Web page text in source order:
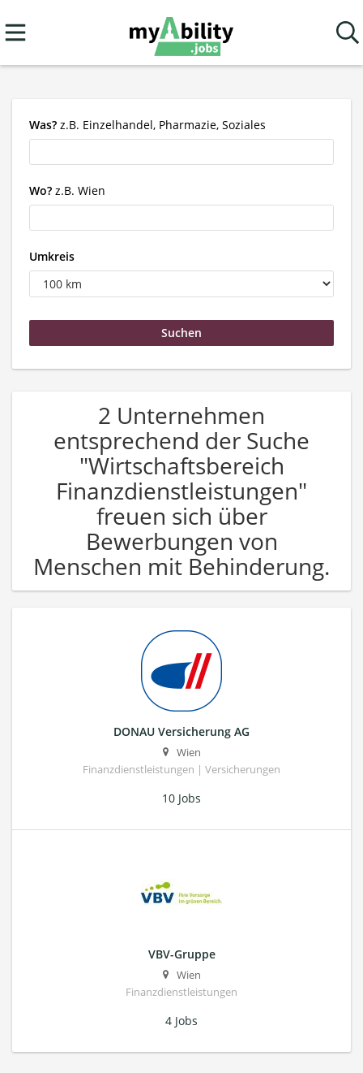
Was? z.B. Einzelhandel, Pharmazie, Soziales
Wo? z.B. Wien
Umkreis
2 Unternehmen
entsprechend der Suche
"Wirtschaftsbereich
Finanzdienstleistungen"
freuen sich über
Bewerbungen von
Menschen mit Behinderung.
DONAU Versicherung AG
Wien
Finanzdienstleistungen | Versicherungen
10 Jobs
VBV-Gruppe
Wien
Finanzdienstleistungen
4 Jobs